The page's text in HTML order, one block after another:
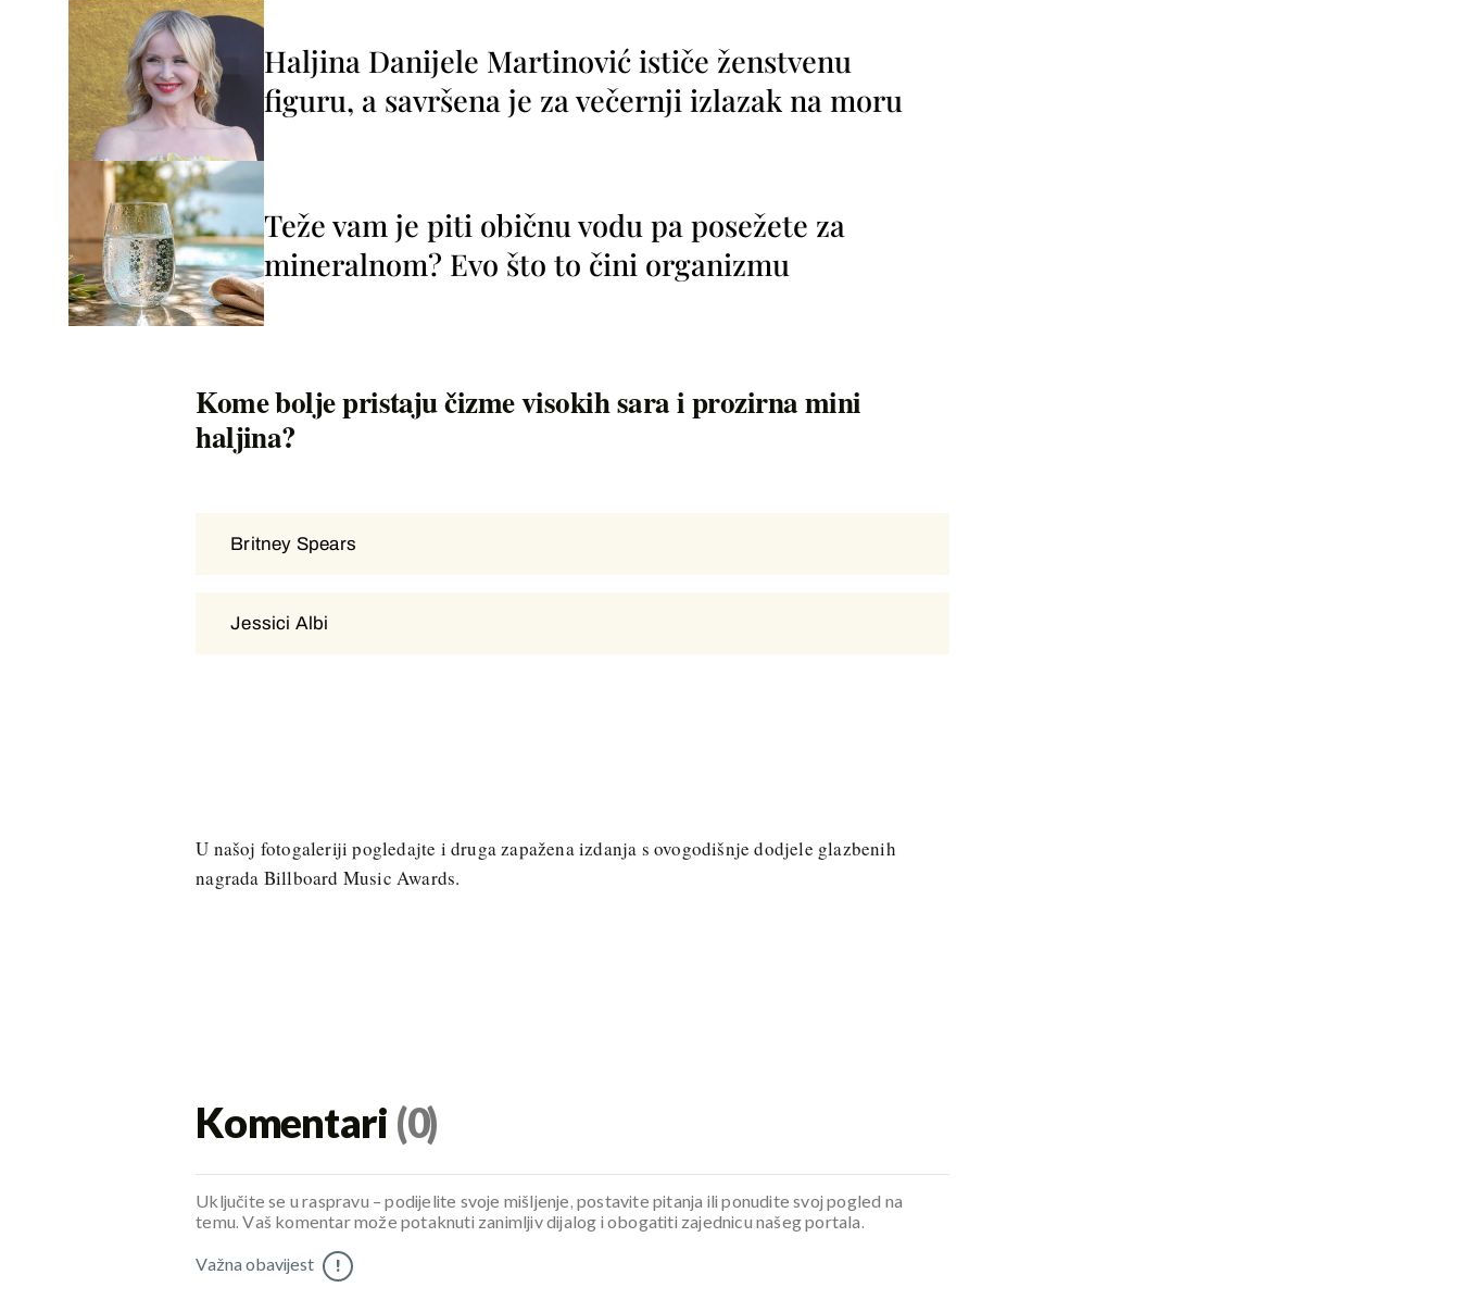
Haljina Danijele Martinović ističe ženstvenu
figuru, a savršena je za večernji izlazak na moru
Teže vam je piti običnu vodu pa posežete za
mineralnom? Evo što to čini organizmu
Kome bolje pristaju čizme visokih sara i prozirna mini
haljina?
Britney Spears
Jessici Albi
Britney Spears
Jessici Albi
U našoj fotogaleriji pogledajte i druga zapažena izdanja s ovogodišnje dodjele glazbenih
nagrada Billboard Music Awards.
Komentari (0)
Uključite se u raspravu – podijelite svoje mišljenje, postavite pitanja ili ponudite svoj pogled na
temu. Vaš komentar može potaknuti zanimljiv dijalog i obogatiti zajednicu našeg portala.
Važna obavijest !